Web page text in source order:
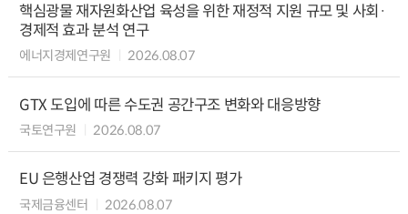
핵심광물 재자원화산업 육성을 위한 재정적 지원 규모 및 사회·
경제적 효과 분석 연구
에너지경제연구원 2026.08.07
GTX 도입에 따른 수도권 공간구조 변화와 대응방향
국토연구원 2026.08.07
EU 은행산업 경쟁력 강화 패키지 평가
국제금융센터 2026.08.07